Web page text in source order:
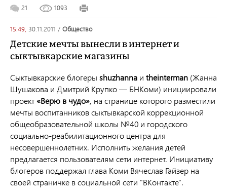
21 1093
15:49, 30.11.2011 / общество
Детские мечты вынесли в интернет и
сыктывкарские магазины
Сыктывкарские блогеры shuzhanna и theinterman (Жанна
Шушакова и Дмитрий Крупко — БНКоми) инициировали
проект «Верю в чудо», на странице которого разместили
мечты воспитанников сыктывкарской коррекционной
общеобразовательной школы №40 и городского
социально-реабилитационного центра для
несовершеннолетних. Исполнить желания детей
предлагается пользователям сети интернет. Инициативу
блогеров поддержал глава Коми Вячеслав Гайзер на
своей страничке в социальной сети "ВКонтакте".